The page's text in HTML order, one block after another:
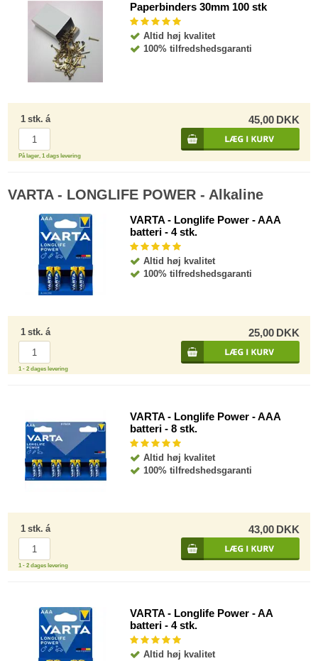
Paperbinders 30mm 100 stk
Altid høj kvalitet
100% tilfredshedsgaranti
1 stk. á 45,00 DKK
På lager, 1 dags levering
VARTA - LONGLIFE POWER - Alkaline
VARTA - Longlife Power - AAA
batteri - 4 stk.
Altid høj kvalitet
100% tilfredshedsgaranti
1 stk. á 25,00 DKK
1 - 2 dages levering
VARTA - Longlife Power - AAA
batteri - 8 stk.
Altid høj kvalitet
100% tilfredshedsgaranti
1 stk. á 43,00 DKK
1 - 2 dages levering
VARTA - Longlife Power - AA
batteri - 4 stk.
Altid høj kvalitet